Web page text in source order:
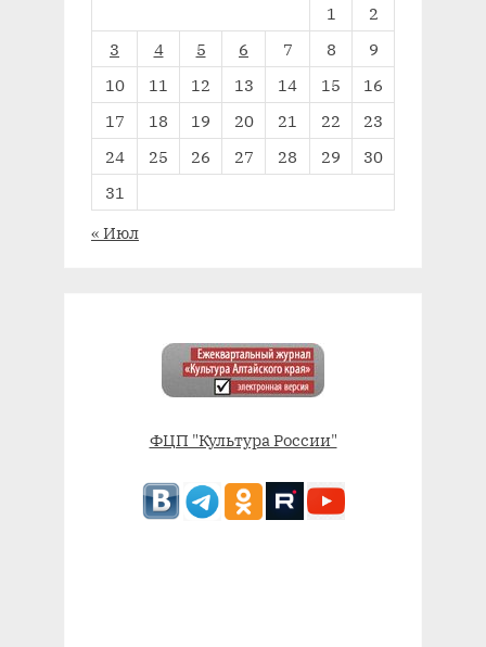
1
2
3
4 5 6 7 8
9
10
11 12 13 14 15
16
17
18 19 20 21 22
23
24
25 26 27 28 29
30
31
« Июл
ФЦП "Культура России"